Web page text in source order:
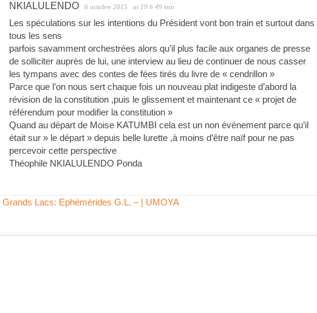
NKIALULENDO 6 octobre 2015 at 19 h 49 min
Les spéculations sur les intentions du Président vont bon train et surtout dans
tous les sens
parfois savamment orchestrées alors qu’il plus facile aux organes de presse
de solliciter auprès de lui, une interview au lieu de continuer de nous casser
les tympans avec des contes de fées tirés du livre de « cendrillon »
Parce que l’on nous sert chaque fois un nouveau plat indigeste d’abord la
révision de la constitution ,puis le glissement et maintenant ce « projet de
référendum pour modifier la constitution »
Quand au départ de Moise KATUMBI cela est un non événement parce qu’il
était sur » le départ » depuis belle lurette ,à moins d’être naïf pour ne pas
percevoir cette perspective
Théophile NKIALULENDO Ponda
Grands Lacs: Ephémérides G.L. – | UMOYA